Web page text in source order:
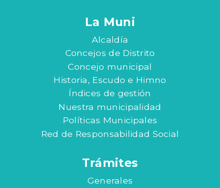
La Muni
Alcaldía
Concejos de Distrito
Concejo municipal
Historia, Escudo e Himno
Índices de gestión
Nuestra municipalidad
Políticas Municipales
Red de Responsabilidad Social
Trámites
Generales